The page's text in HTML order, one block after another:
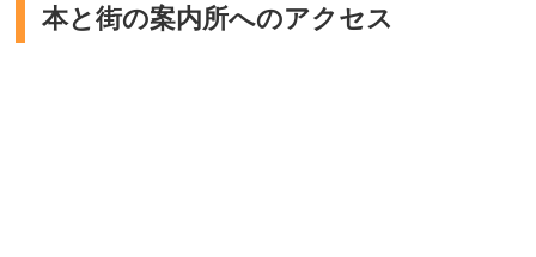
本と街の案内所へのアクセス